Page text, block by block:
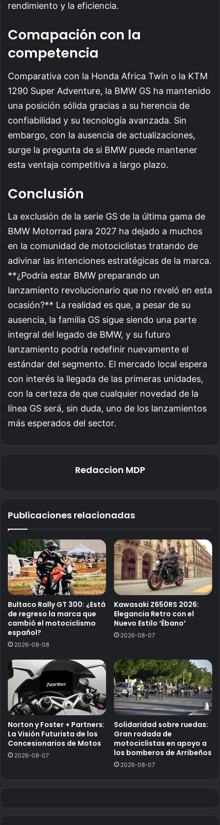
rendimiento y la eficiencia.
Comapación con la
competencia
Comparativa con la Honda Africa Twin o la KTM
1290 Super Adventure, la BMW GS ha mantenido
una posición sólida gracias a su herencia de
confiabilidad y su tecnología avanzada. Sin
embargo, con la ausencia de actualizaciones,
surge la pregunta de si BMW puede mantener
esta ventaja competitiva a largo plazo.
Conclusión
La exclusión de la serie GS de la última gama de
BMW Motorrad para 2027 ha dejado a muchos
en la comunidad de motociclistas tratando de
adivinar las intenciones estratégicas de la marca.
**¿Podría estar BMW preparando un
lanzamiento revolucionario que no reveló en esta
ocasión?** La realidad es que, a pesar de su
ausencia, la familia GS sigue siendo una parte
integral del legado de BMW, y su futuro
lanzamiento podría redefinir nuevamente el
estándar del segmento. El mercado local espera
con interés la llegada de las primeras unidades,
con la certeza de que cualquier novedad de la
línea GS será, sin duda, uno de los lanzamientos
más esperados del sector.
Redaccion MDP
Publicaciones relacionadas
Bultaco Rally GT 300: ¿Está
de regreso la marca que
cambió el motociclismo
español?
2026-08-08
Kawasaki Z650RS 2026:
Elegancia Retro con el
Nuevo Estilo ‘Ébano’
2026-08-07
Norton y Foster + Partners:
La Visión Futurista de los
Concesionarios de Motos
2026-08-07
Solidaridad sobre ruedas:
Gran rodada de
motociclistas en apoyo a
los bomberos de Arribeños
2026-08-07